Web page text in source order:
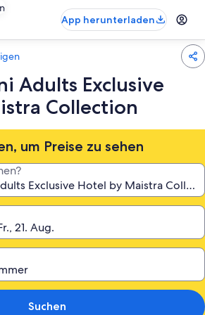
App herunterladen
Adults Exclusive
Collection
um Preise zu sehen
Suchen